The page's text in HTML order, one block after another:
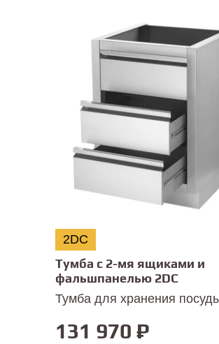
2DC
Тумба с 2-мя ящиками и
фальшпанелью 2DC
Тумба для хранения
131 970 ₽